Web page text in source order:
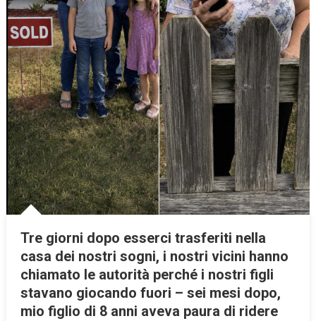
Tre giorni dopo esserci trasferiti nella
casa dei nostri sogni, i nostri vicini hanno
chiamato le autorità perché i nostri figli
stavano giocando fuori – sei mesi dopo,
mio figlio di 8 anni aveva paura di ridere